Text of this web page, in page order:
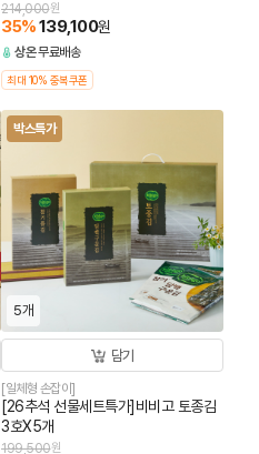
214,000원
35%139,100원
상온무료배송
최대 10% 중복쿠폰
박스특가
5개
담기
[일체형 손잡이]
[26추석 선물세트특가]비비고 토종김
3호X5개
199,500원